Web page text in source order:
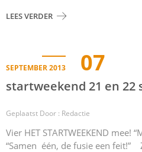
LEES VERDER
SEPTEMBER 2013 07
startweekend 21 en 22
Geplaatst Door : Redactie
Vier HET STARTWEEKEND mee!
“Samen één, de fusie een feit!”